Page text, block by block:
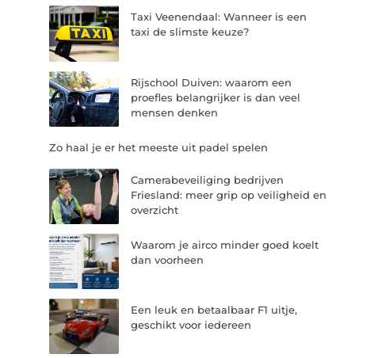
Taxi Veenendaal: Wanneer is een
taxi de slimste keuze?
Rijschool Duiven: waarom een
proefles belangrijker is dan veel
mensen denken
Zo haal je er het meeste uit padel spelen
Camerabeveiliging bedrijven
Friesland: meer grip op veiligheid en
overzicht
Waarom je airco minder goed koelt
dan voorheen
Een leuk en betaalbaar F1 uitje,
geschikt voor iedereen